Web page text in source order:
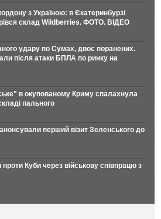
з Україною: в Єкатеринбурзі
склад Wildberries. ФОТО. ВІДЕО
удару по Сумах, двоє поранених.
після атаки БПЛА по ринку на
в окупованому Криму спалахнула
пального
анонсували перший візит Зеленського до
Куби через військову співпрацю з